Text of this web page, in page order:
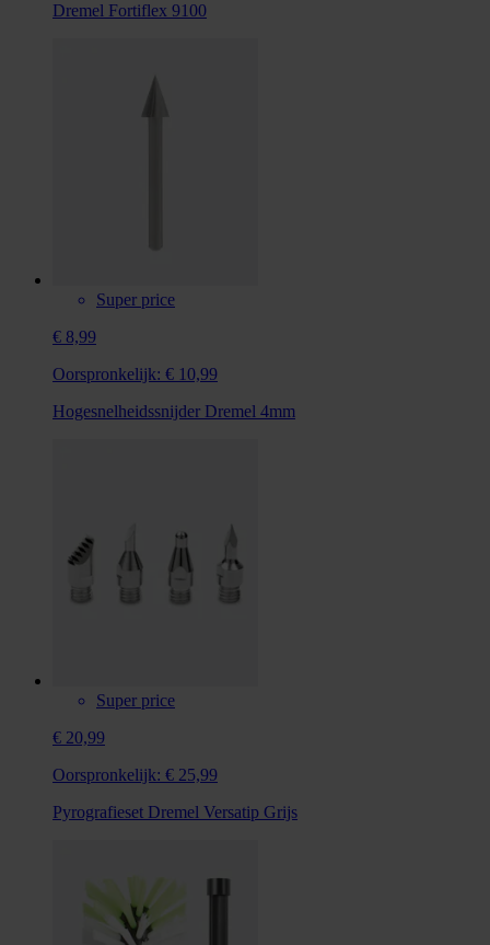
Dremel Fortiflex 9100
Super price
€ 8,99
Oorspronkelijk: € 10,99
Hogesnelheidssnijder Dremel 4mm
Super price
€ 20,99
Oorspronkelijk: € 25,99
Pyrografieset Dremel Versatip Grijs